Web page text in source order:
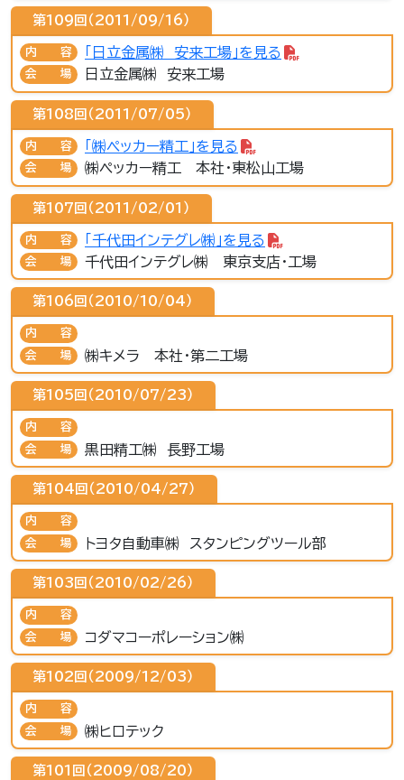
第109回（2011/09/16）
内容 「日立金属㈱ 安来工場」を見る
会場 日立金属㈱ 安来工場
第108回（2011/07/05）
内容 「㈱ペッカー精工」を見る
会場 ㈱ペッカー精工 本社・東松山工場
第107回（2011/02/01）
内容 「千代田インテグレ㈱」を見る
会場 千代田インテグレ㈱ 東京支店・工場
第106回（2010/10/04）
内容
会場
㈱キメラ 本社・第二工場
第105回（2010/07/23）
内容
会場
黒田精工㈱ 長野工場
第104回（2010/04/27）
内容
会場
トヨタ自動車㈱ スタンピングツール部
第103回（2010/02/26）
内容
会場
コダマコーポレーション㈱
第102回（2009/12/03）
内容
会場
㈱ヒロテック
第101回（2009/08/20）